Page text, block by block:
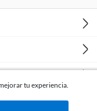
tu experiencia.